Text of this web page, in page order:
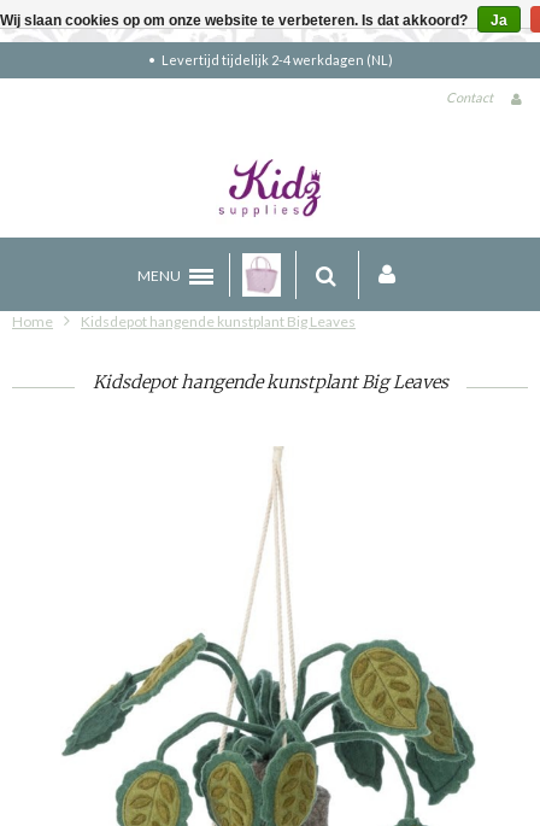
Gratis verzending boven
Contact
MENU
Home Kidsdepot hangende kunstplant Big Leaves
Kidsdepot hangende kunstplant Big Leaves
Wij slaan cookies op om onze website te verbeteren. Is dat akkoord? Ja